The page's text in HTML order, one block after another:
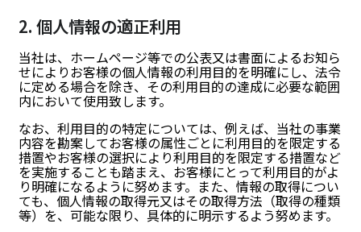
2. 個人情報の適正利用
当社は、ホームページ等での公表又は書面によるお知ら
せによりお客様の個人情報の利用目的を明確にし、法令
に定める場合を除き、その利用目的の達成に必要な範囲
内において使用致します。
なお、利用目的の特定については、例えば、当社の事業
内容を勘案してお客様の属性ごとに利用目的を限定する
措置やお客様の選択により利用目的を限定する措置など
を実施することも踏まえ、お客様にとって利用目的がよ
り明確になるように努めます。また、情報の取得につい
ても、個人情報の取得元又はその取得方法（取得の種類
等）を、可能な限り、具体的に明示するよう努めます。